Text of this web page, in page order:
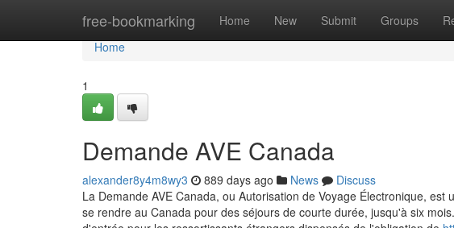
free-bookmarking Home New Submit Groups
Home
Home
1
Demande AVE Canada
alexander8y4m8wy3 889 days ago News
Discuss
La Demande AVE Canada, ou Autorisation de Voyage Électronique,
se rendre au Canada pour des séjours de courte durée, jusqu'à six